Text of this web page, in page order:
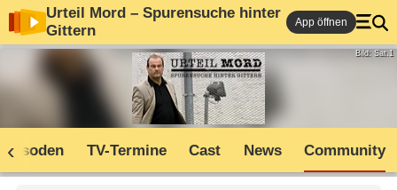
Urteil Mord – Spurensuche hinter
Gittern
App öffnen
Bild: Sat.1
TV-Termine Cast News Community